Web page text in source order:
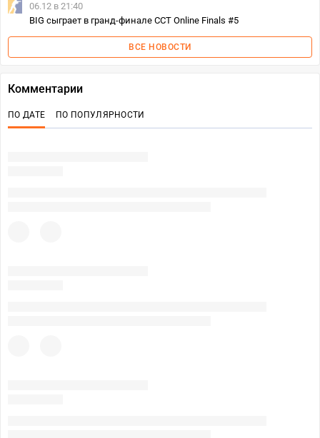
06.12 в 21:40
BIG сыграет в гранд-финале CCT Online Finals #5
ВСЕ НОВОСТИ
Комментарии
ПО ДАТЕ ПО ПОПУЛЯРНОСТИ